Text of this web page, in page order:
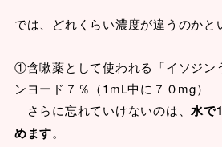
では、どれくらい濃度が違うのかと
①含嗽薬として使われる「イソジン
ンヨード７％（1mL中に７０mg）
さらに忘れていけないのは、水で
めます。